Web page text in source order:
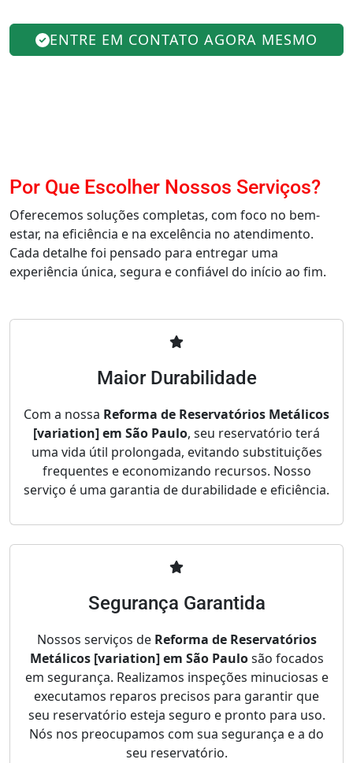
ENTRE EM CONTATO AGORA MESMO
Por Que Escolher Nossos Serviços?
Oferecemos soluções completas, com foco no bem-
estar, na eficiência e na excelência no atendimento.
Cada detalhe foi pensado para entregar uma
experiência única, segura e confiável do início ao fim.
Maior Durabilidade
Com a nossa Reforma de Reservatórios Metálicos
[variation] em São Paulo, seu reservatório terá
uma vida útil prolongada, evitando substituições
frequentes e economizando recursos. Nosso
serviço é uma garantia de durabilidade e eficiência.
Segurança Garantida
Nossos serviços de Reforma de Reservatórios
Metálicos [variation] em São Paulosão focados
em segurança. Realizamos inspeções minuciosas e
executamos reparos precisos para garantir que
seu reservatório esteja seguro e pronto para uso.
Nós nos preocupamos com sua segurança e a do
seu reservatório.